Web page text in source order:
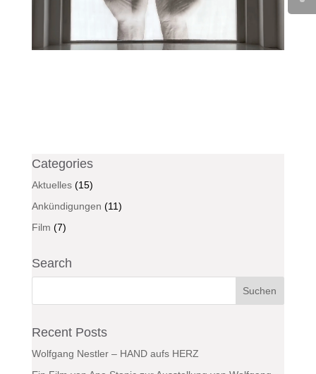
Categories
Aktuelles(15)
Ankündigungen (11)
Film (7)
Search
Recent Posts
Wolfgang Nestler – HAND aufs HERZ